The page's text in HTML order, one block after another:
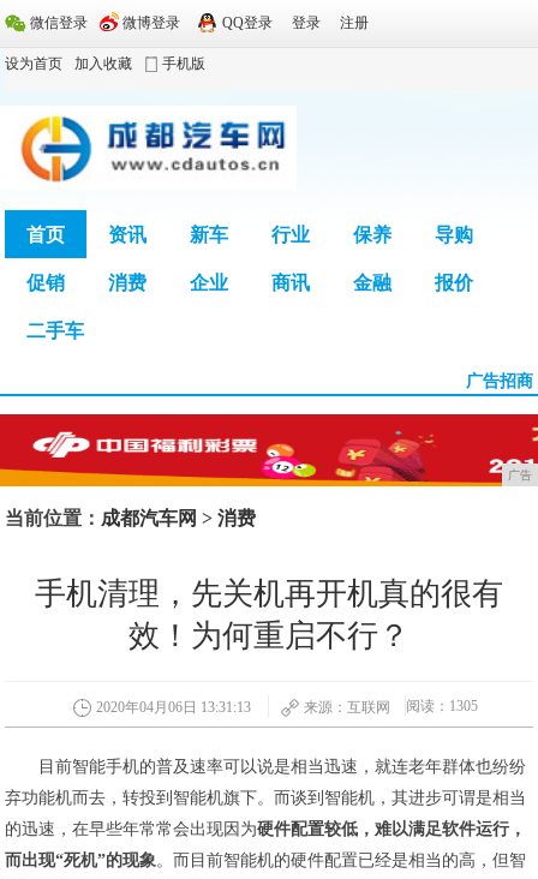
微信登录 微博登录 QQ登录 登录 注册
设为首页 加入收藏 手机版
首页 资讯 新车 行业 保养 导购
促销 消费 企业 商讯 金融 报价
二手车
广告招商
广告
当前位置： 成都汽车网 >消费
手机清理，先关机再开机真的很有
效！为何重启不行？
2020年04月06日 13:31:13 来源：互联网 阅读：1305
目前智能手机的普及速率可以说是相当迅速，就连老年群体也纷纷
弃功能机而去，转投到智能机旗下。而谈到智能机，其进步可谓是相当
的迅速，在早些年常常会出现因为硬件配置较低，难以满足软件运行，
而出现“死机”的现象。而目前智能机的硬件配置已经是相当的高，但智